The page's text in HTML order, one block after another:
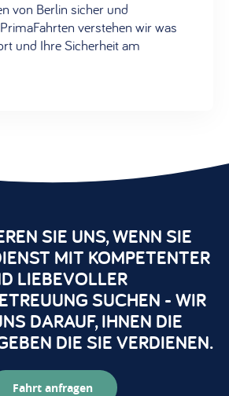
von Berlin sicher und
verstehen wir was
und Ihre Sicherheit am
SIE UNS, WENN SIE
MIT KOMPETENTER
LIEBEVOLLER
SUCHEN - WIR
DARAUF, IHNEN DIE
DIE SIE VERDIENEN.
Fahrt anfragen